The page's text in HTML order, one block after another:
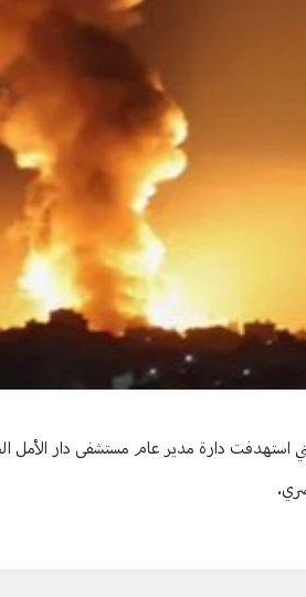
استهدفت دارة مدير عام مستشفى دار